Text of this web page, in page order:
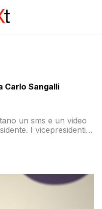
Carlo Sangalli
un sms e un video
I vicepresidenti